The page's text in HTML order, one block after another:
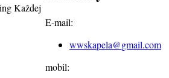
Každej
E-mail:
wwskapela@gmail.com
mobil: